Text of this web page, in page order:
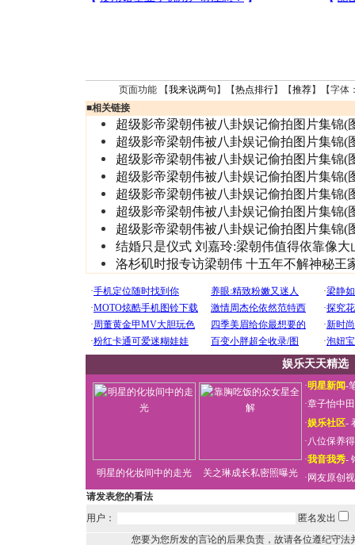
页面功能 【我来说两句 】【热点排行】【推荐】【字体
■相关链接
超级影帝梁朝伟被八卦娱记偷拍图片集锦(
超级影帝梁朝伟被八卦娱记偷拍图片集锦(
超级影帝梁朝伟被八卦娱记偷拍图片集锦(
超级影帝梁朝伟被八卦娱记偷拍图片集锦(
超级影帝梁朝伟被八卦娱记偷拍图片集锦(
超级影帝梁朝伟被八卦娱记偷拍图片集锦(
超级影帝梁朝伟被八卦娱记偷拍图片集锦(
结婚只是仪式 刘嘉玲:梁朝伟值得依靠像大
洛杉矶时报专访梁朝伟 十五年不解神秘王
娱乐天天精选
明星的化妆间中的走光 关之琳成长私密照曝光
·明星新闻-
·章子怡中
·娱乐社区-
·八位保养
·我音我秀-
· 网友原创
请发表您的看法
用户：
匿名发出
您要为您所发的言论的后果负责，故请各位遵纪守法